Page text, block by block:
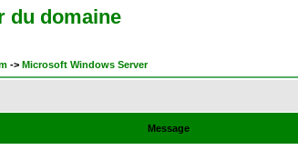
du domaine
-> Microsoft Windows Server
Message